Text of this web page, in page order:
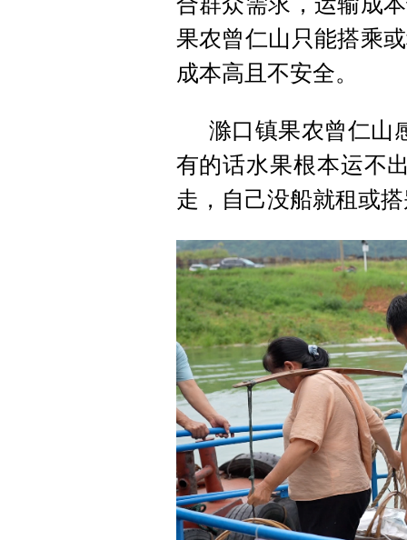
果农曾仁山只能搭乘
成本高且不安全。
滁口镇果农曾仁山
有的话水果根本运不
走，自己没船就租或